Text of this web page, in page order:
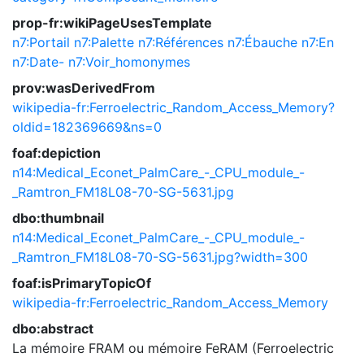
prop-fr:wikiPageUsesTemplate
n7:Portail n7:Palette n7:Références n7:Ébauche n7:En
n7:Date- n7:Voir_homonymes
prov:wasDerivedFrom
wikipedia-fr:Ferroelectric_Random_Access_Memory?
oldid=182369669&ns=0
foaf:depiction
n14:Medical_Econet_PalmCare_-_CPU_module_-
_Ramtron_FM18L08-70-SG-5631.jpg
dbo:thumbnail
n14:Medical_Econet_PalmCare_-_CPU_module_-
_Ramtron_FM18L08-70-SG-5631.jpg?width=300
foaf:isPrimaryTopicOf
wikipedia-fr:Ferroelectric_Random_Access_Memory
dbo:abstract
La mémoire FRAM ou mémoire FeRAM (Ferroelectric